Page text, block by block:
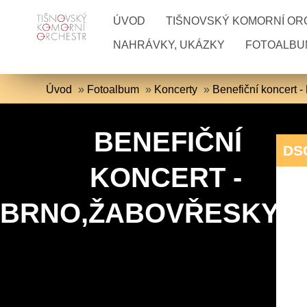
ÚVOD TIŠNOVSKÝ KOMORNÍ
NAHRÁVKY, UKÁZKY
Úvod » Fotoalbum » Koncerty » Benefiční koncert
BENEFIČNÍ
KONCERT -
BRNO,ŽABOVŘESKY